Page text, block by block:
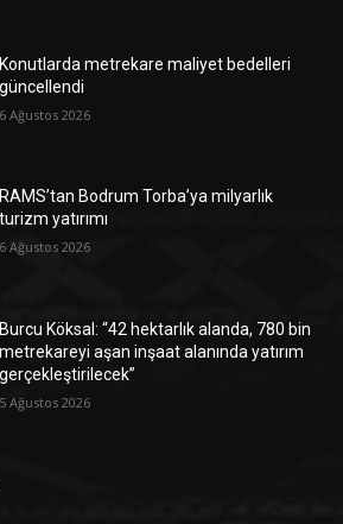
Konutlarda metrekare maliyet bedelleri
güncellendi
6 Ağustos 2026
RAMS’tan Bodrum Torba’ya milyarlık
turizm yatırımı
6 Ağustos 2026
Burcu Köksal: “42 hektarlık alanda, 780 bin
metrekareyi aşan inşaat alanında yatırım
gerçekleştirilecek”
5 Ağustos 2026